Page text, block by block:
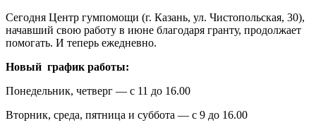
Сегодня Центр гумпомощи (г. Казань, ул. Чистопольская, 30),
начавший свою работу в июне благодаря гранту, продолжает
помогать. И теперь ежедневно.
Новый график работы:
Понедельник, четверг — с 11 до 16.00
Вторник, среда, пятница и суббота — с 9 до 16.00